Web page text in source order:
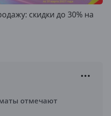
скидки до 30% на
отмечают